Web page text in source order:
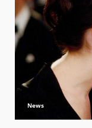
News